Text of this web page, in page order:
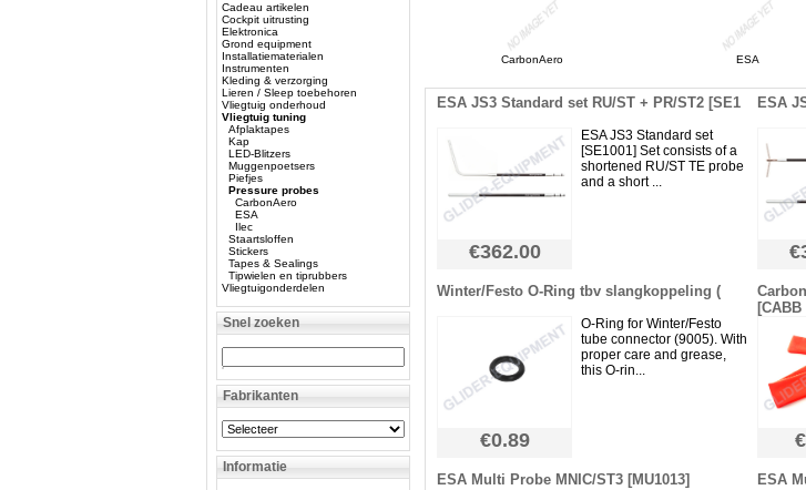
Cadeau artikelen
Cockpit uitrusting
Elektronica
Grond equipment
Installatiematerialen
Instrumenten
Kleding & verzorging
Lieren / Sleep toebehoren
Vliegtuig onderhoud
Vliegtuig tuning
Afplaktapes
Kap
LED-Blitzers
Muggenpoetsers
Piefjes
Pressure probes
CarbonAero
ESA
Ilec
Staartsloffen
Stickers
Tapes & Sealings
Tipwielen en tiprubbers
Vliegtuigonderdelen
Snel zoeken
Fabrikanten
Informatie
CarbonAero ESA
ESA JS3 Standard set RU/ST + PR/ST2 [SE1
ESA JS3 Standard set
[SE1001] Set consists of a
shortened RU/ST TE probe
and a short ...
€362.00
ESA
Winter/Festo O-Ring tbv slangkoppeling (
O-Ring for Winter/Festo
tube connector (9005). With
proper care and grease,
this O-rin...
€0.89
[CABB
ESA Multi Probe MNIC/ST3 [MU1013] ESA